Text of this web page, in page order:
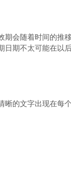
期会随着时间的推
日期不太可能在以
晰的文字出现在每